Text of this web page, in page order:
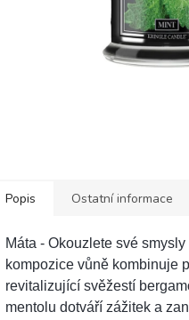
Popis Ostatní informace
Máta - Okouzlete své
kompozice vůně kombinuje
revitalizující svěžestí
mentolu dotváří zážitek a